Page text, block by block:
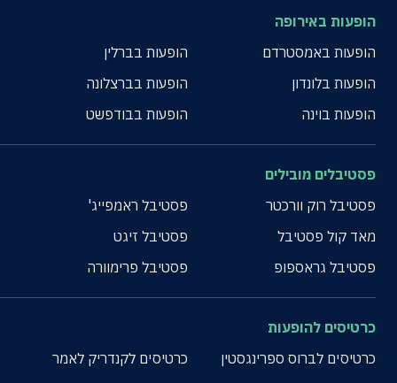
הופעות באירופה
הופעות באמסטרדם
הופעות בברלין
הופעות בלונדון
הופעות בברצלונה
הופעות בוינה
הופעות בבודפשט
פסטיבלים מובילים
פסטיבל רוק וורכטר
פסטיבל ראמפייג'
מאד קול פסטיבל
פסטיבל זיגט
פסטיבל גראספופ
פסטיבל פרימוורה
כרטיסים להופעות
כרטיסים לברוס ספרינגסטין
כרטיסים לקנדריק לאמר